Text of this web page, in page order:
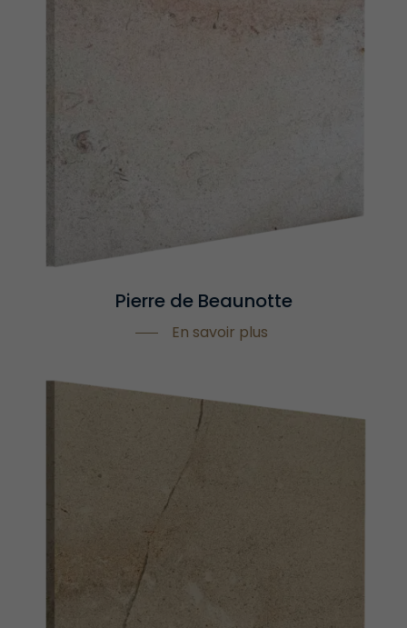
Pierre de Beaunotte
En savoir plus